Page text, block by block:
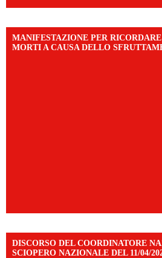
MANIFESTAZIONE PER
MORTI A CAUSA DELLO
DISCORSO DEL COORDINATORE
SCIOPERO NAZIONALE DEL 11/04/